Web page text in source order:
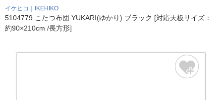
イケヒコ｜IKEHIKO
5104779 こたつ布団 YUKARI(ゆかり) ブラック [対応天板サイズ：
約90×210cm /長方形]